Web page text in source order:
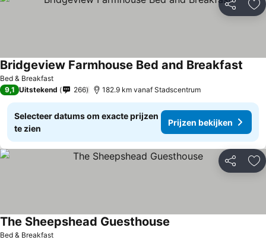
Delen
Bed & Breakfast
Bridgeview Farmhouse Bed and Breakfast
9,1 Uitstekend 266 182.9 km vanaf Stadscentrum
Selecteer datums om exacte prijzen
te zien
Prijzen bekijken
Delen
Bed & Breakfast
The Sheepshead Guesthouse